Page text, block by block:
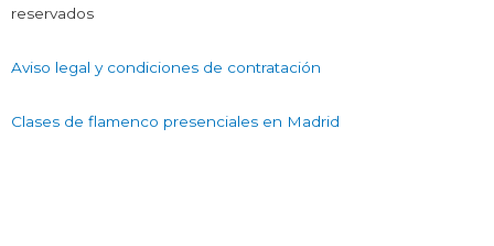
reservados
Aviso legal y condiciones de contratación
Clases de flamenco presenciales en Madrid